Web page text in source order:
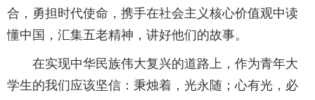
合，勇担时代使命，携手在社会主义核心价值观中读
懂中国，汇集五老精神，讲好他们的故事。
在实现中华民族伟大复兴的道路上，作为青年大
学生的我们应该坚信：秉烛着，光永随；心有光，必